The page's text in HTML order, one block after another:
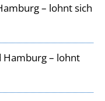
– lohnt sich
– lohnt